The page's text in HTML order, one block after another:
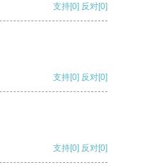
支持[0] 反对[0]
支持[0] 反对[0]
支持[0] 反对[0]